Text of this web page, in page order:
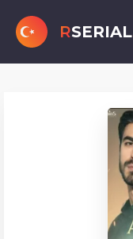
RSERIAL